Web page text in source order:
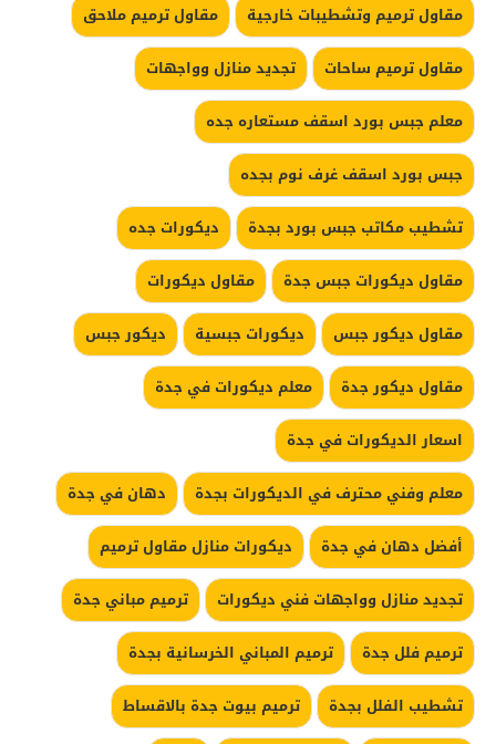
مقاول ترميم وتشطيبات خارجية
مقاول ترميم ملاحق
مقاول ترميم ساحات
تجديد منازل وواجهات
معلم جبس بورد اسقف مستعاره جده
جبس بورد اسقف غرف نوم بجده
تشطيب مكاتب جبس بورد بجدة
ديكورات جده
مقاول ديكورات جبس جدة
مقاول ديكورات
مقاول ديكور جبس
ديكورات جبسية
ديكور جبس
مقاول ديكور جدة
معلم ديكورات في جدة
اسعار الديكورات في جدة
معلم وفني محترف في الديكورات بجدة
دهان في جدة
أفضل دهان في جدة
ديكورات منازل مقاول ترميم
تجديد منازل وواجهات فني ديكورات
ترميم مباني جدة
ترميم فلل جدة
ترميم المباني الخرسانية بجدة
تشطيب الفلل بجدة
ترميم بيوت جدة بالاقساط